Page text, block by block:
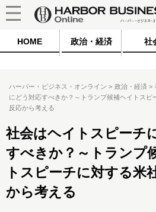
HOME 政治・経済 社
ハーバー・ビジネス・オンライン 政治・経済
にどう対応すべきか？～トランプ候補ヘイトスピ
反応から考える
社会はヘイトスピーチ
すべきか？～トランプ
トスピーチに対する米
から考える